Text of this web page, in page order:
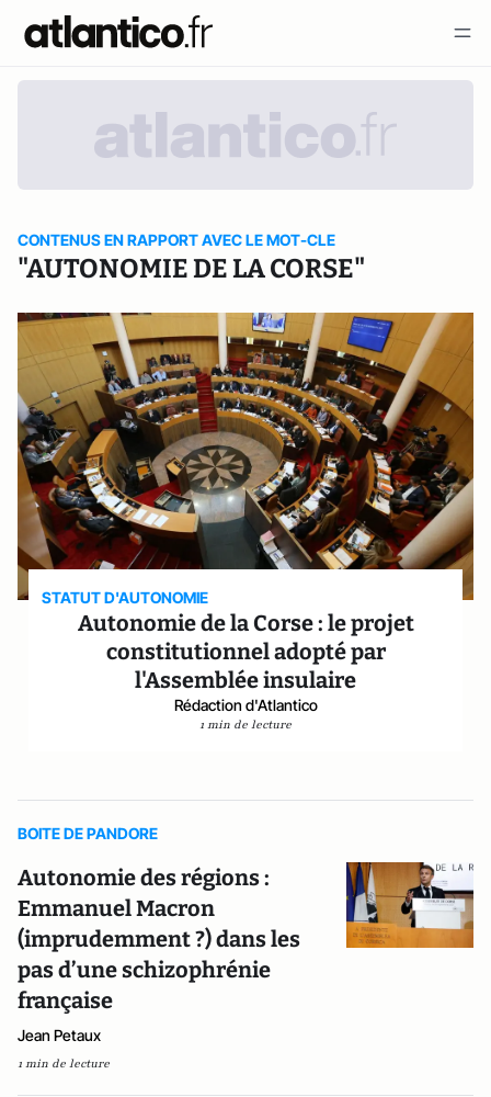
CONTENUS EN RAPPORT AVEC LE MOT-CLE
"AUTONOMIE DE LA CORSE"
STATUT D'AUTONOMIE
Autonomie de la Corse : le projet
constitutionnel adopté par
l'Assemblée insulaire
Rédaction d'Atlantico
1 min de lecture
BOITE DE PANDORE
Autonomie des régions :
Emmanuel Macron
(imprudemment ?) dans les
pas d’une schizophrénie
française
Jean Petaux
1 min de lecture